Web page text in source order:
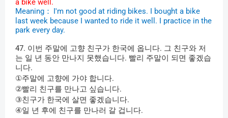
a bike well.
Meaning ：
I'm not good at riding bikes. I bought a bike
last week because I wanted to ride it well. I practice in the
park every day.
47. 이번 주말에 고향 친구가 한국에 옵니다. 그 친구와 저
는 일 년 동안 만나지 못했습니다. 빨리 주말이 되면 좋겠습
니다.
①주말에 고향에 가야 합니다.
②빨리 친구를 만나고 싶습니다.
③친구가 한국에 살면 좋겠습니다.
④일 년 후에 친구를 만나러 갈 겁니다.